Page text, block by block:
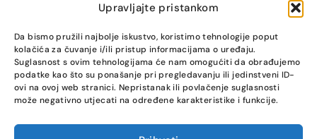
Upravljajte pristankom
Da bismo pružili najbolje iskustvo, koristimo tehnologije poput
kolačića za čuvanje i/ili pristup informacijama o uređaju.
Suglasnost s ovim tehnologijama će nam omogućiti da obrađujemo
podatke kao što su ponašanje pri pregledavanju ili jedinstveni ID-
ovi na ovoj web stranici. Nepristanak ili povlačenje suglasnosti
može negativno utjecati na određene karakteristike i funkcije.
© Alpha servis. All Rights Reserved.